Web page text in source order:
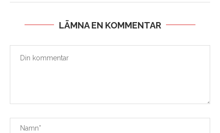
LÄMNA EN KOMMENTAR